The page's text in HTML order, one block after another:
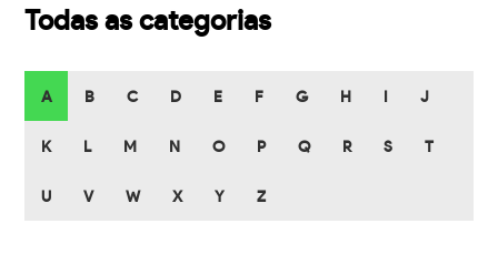
Todas as categorias
A B C D E F G H J
K L M N O P Q R S T
U V W X Y Z